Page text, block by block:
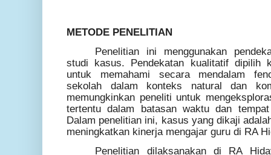
METODE PENELITIAN
Penelitian ini menggunakan
studi kasus. Pendekatan kualitatif dipilih
untuk memahami secara mendalam
sekolah dalam konteks natural dan
memungkinkan peneliti untuk
tertentu dalam batasan waktu dan
Dalam penelitian ini, kasus yang dikaji
meningkatkan kinerja mengajar guru di RA
Penelitian dilaksanakan di RA